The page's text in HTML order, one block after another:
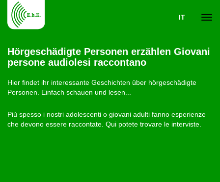
IT
Hörgeschädigte Personen erzählen Giovani
persone audiolesi raccontano
Hier findet ihr interessante Geschichten über hörgeschädigte
Personen. Einfach schauen und lesen...
Più spesso i nostri adolescenti o giovani adulti fanno esperienze
che devono essere raccontate. Qui potete trovare le interviste.